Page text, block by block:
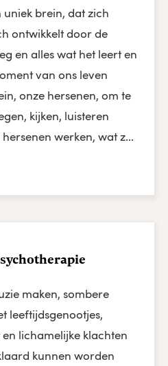
uniek brein, dat zich
ontwikkelt door de
en alles wat het leert en
van ons leven
onze hersenen, om te
kijken, luisteren
werken, wat z...
maken, sombere
leeftijdsgenootjes,
lichamelijke klachten
kunnen worden